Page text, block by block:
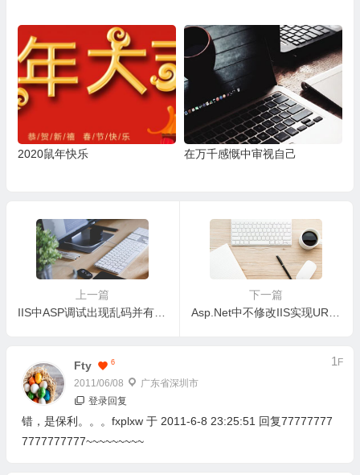
2020鼠年快乐 在万千感慨中审视自己
上一篇
IIS中ASP调试出现乱码并有Microsoft JET Database Engine 0x80004005 提示解决方法
下一篇
Fty 6
2011/06/08 广东省深圳市
1 F
登录回复
错，是保利。。。fxplxw 于 2011-6-8 23:25:51 回复77777777
7777777777~~~~~~~~~